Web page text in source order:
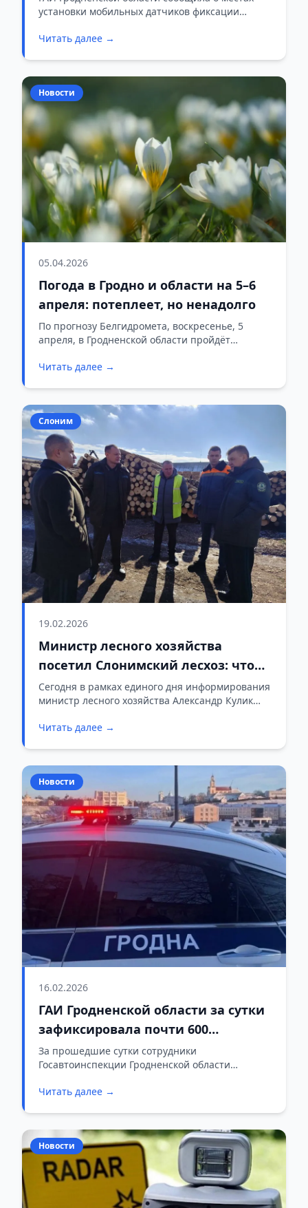
установки мобильных датчиков фиксации
Читать далее →
Новости
05.04.2026
Погода в Гродно и области на 5–6
апреля: потеплеет, но ненадолго
По прогнозу Белгидромета, воскресенье, 5
апреля, в Гродненской области пройдёт
Читать далее →
Слоним
19.02.2026
Министр лесного хозяйства
посетил Слонимский лесхоз: что
увидел и что потребовал
Сегодня в рамках единого дня информирования
министр лесного хозяйства Александр Кулик
работу нескольких подразделений — от
Читать далее →
Новости
16.02.2026
ГАИ Гродненской области за сутки
зафиксировала почти 600
нарушений ПДД
За прошедшие сутки сотрудники
Госавтоинспекции Гродненской области
движения.
Читать далее →
Новости